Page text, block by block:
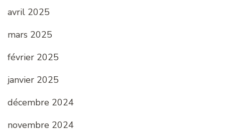
avril 2025
mars 2025
février 2025
janvier 2025
décembre 2024
novembre 2024